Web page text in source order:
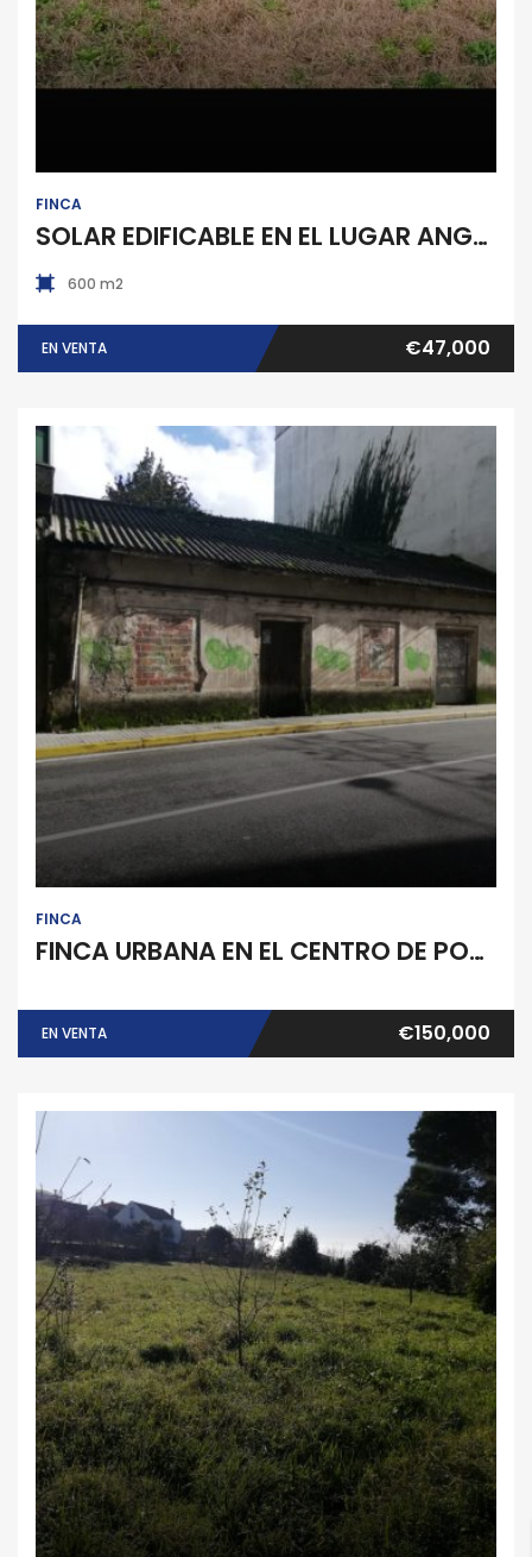
FINCA
SOLAR EDIFICABLE EN EL LUGAR ANGUSTIA EN POBRA DO CARAMIÑAL
600 m2
EN VENTA €47,000
Finca
FINCA
FINCA URBANA EN EL CENTRO DE POBRA DO CARAMIÑAL
EN VENTA €150,000
Finca